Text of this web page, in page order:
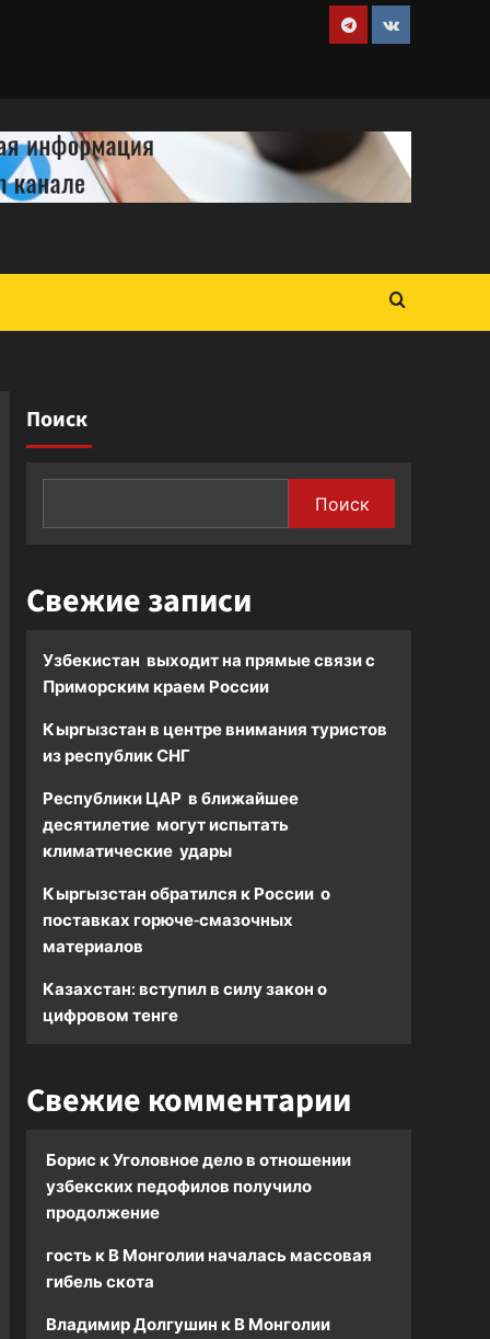
Telegram
VK
Поиск
Поиск
Свежие записи
Узбекистан выходит на прямые связи с
Приморским краем России
Кыргызстан в центре внимания туристов
из республик СНГ
Республики ЦАР в ближайшее
десятилетие могут испытать
климатические удары
Кыргызстан обратился к России о
поставках горюче-смазочных
материалов
Казахстан: вступил в силу закон о
цифровом тенге
Свежие комментарии
БорискУголовное дело в отношении
узбекских педофилов получило
продолжение
гостьк В Монголии началась массовая
гибель скота
Владимир Долгушин к В Монголии